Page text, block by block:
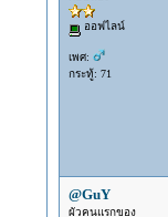
ออฟไลน์
เพศ:
กระทู้: 71
@GuY
ผัวคนแรกของ